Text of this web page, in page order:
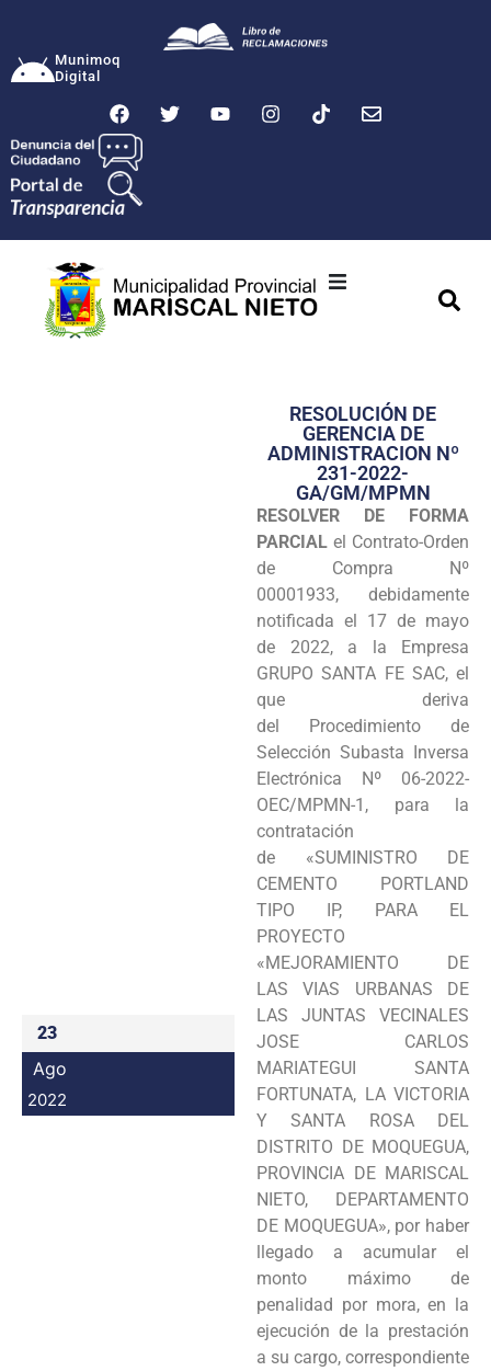
Munimoq
Digital
Transparencia
Seguridad
Programas
Intranet
23
Ago
2022
RESOLUCIÓN DE
GERENCIA DE
ADMINISTRACION Nº
231-2022-
GA/GM/MPMN
RESOLVER DE FORMA
PARCIAL el Contrato-Orden
de Compra Nº
00001933, debidamente
notificada el 17 de mayo
de 2022, a la Empresa
GRUPO SANTA FE SAC, el
que deriva
del Procedimiento de
Selección Subasta Inversa
Electrónica Nº 06-2022-
OEC/MPMN-1, para la
contratación
de «SUMINISTRO DE
CEMENTO PORTLAND
TIPO IP, PARA EL
PROYECTO
«MEJORAMIENTO DE
LAS VIAS URBANAS DE
LAS JUNTAS VECINALES
JOSE CARLOS
MARIATEGUI SANTA
FORTUNATA, LA VICTORIA
Y SANTA ROSA DEL
DISTRITO DE MOQUEGUA,
PROVINCIA DE MARISCAL
NIETO, DEPARTAMENTO
DE MOQUEGUA», por haber
llegado a acumular el
monto máximo de
penalidad por mora, en la
ejecución de la prestación
a su cargo, correspondiente